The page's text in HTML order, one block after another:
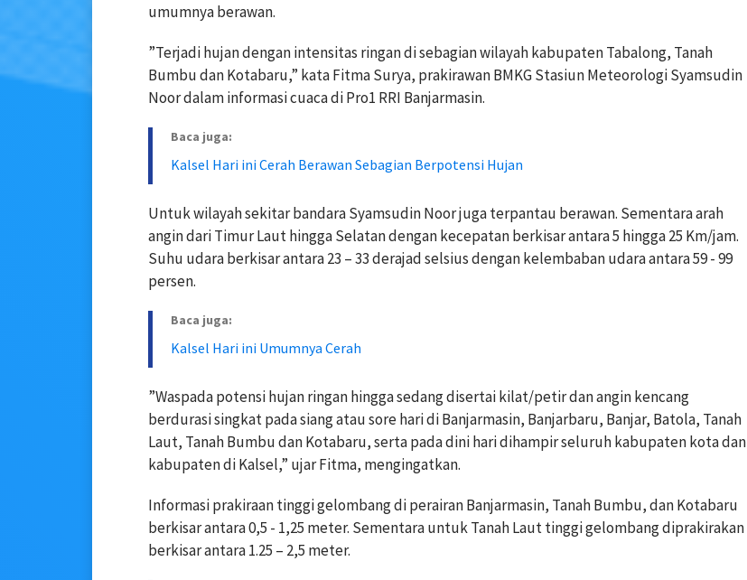
umumnya berawan.
”Terjadi hujan dengan intensitas ringan di sebagian wilayah kabupaten Tabalong, Tanah
Bumbu dan Kotabaru,” kata Fitma Surya, prakirawan BMKG Stasiun Meteorologi Syamsudin
Noor dalam informasi cuaca di Pro1 RRI Banjarmasin.
Baca juga:
Kalsel Hari ini Cerah Berawan Sebagian Berpotensi Hujan
Untuk wilayah sekitar bandara Syamsudin Noor juga terpantau berawan. Sementara arah
angin dari Timur Laut hingga Selatan dengan kecepatan berkisar antara 5 hingga 25 Km/jam.
Suhu udara berkisar antara 23 – 33 derajad selsius dengan kelembaban udara antara 59 - 99
persen.
Baca juga:
Kalsel Hari ini Umumnya Cerah
”Waspada potensi hujan ringan hingga sedang disertai kilat/petir dan angin kencang
berdurasi singkat pada siang atau sore hari di Banjarmasin, Banjarbaru, Banjar, Batola, Tanah
Laut, Tanah Bumbu dan Kotabaru, serta pada dini hari dihampir seluruh kabupaten kota dan
kabupaten di Kalsel,” ujar Fitma, mengingatkan.
Informasi prakiraan tinggi gelombang di perairan Banjarmasin, Tanah Bumbu, dan Kotabaru
berkisar antara 0,5 - 1,25 meter. Sementara untuk Tanah Laut tinggi gelombang diprakirakan
berkisar antara 1.25 – 2,5 meter.